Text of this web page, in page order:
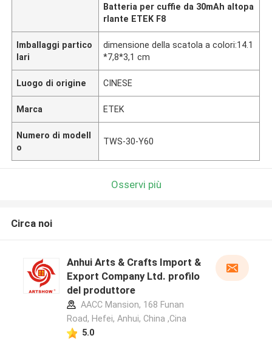
Batteria per cuffie da 30mAh altopa
rlante ETEK F8
Imballaggi partico
lari
dimensione della scatola a colori:14.1
*7,8*3,1 cm
Luogo di origine CINESE
Marca ETEK
Numero di modell
o
TWS-30-Y60
Osservi più
Circa noi
Anhui Arts & Crafts Import &
Export Company Ltd. profilo
del produttore
AACC Mansion, 168 Funan
Road, Hefei, Anhui, China ,Cina
5.0